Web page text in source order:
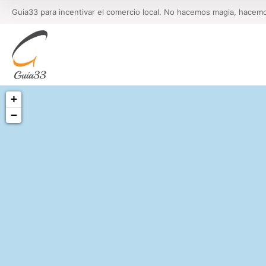
Guia33 para incentivar el comercio local. No hacemos magia,
+
−